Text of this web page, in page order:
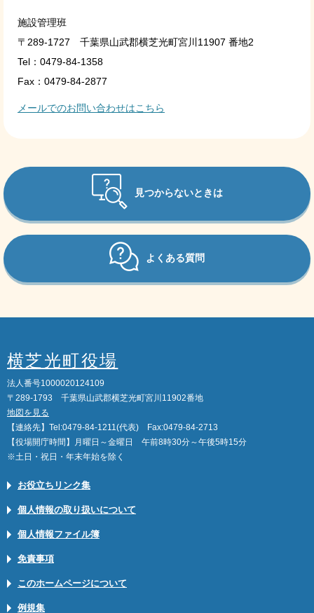
施設管理班
〒289-1727 千葉県山武郡横芝光町宮川11907 番地2
Tel：0479-84-1358
Fax：0479-84-2877
メールでのお問い合わせはこちら
見つからないときは
よくある質問
横芝光町役場
法人番号1000020124109
〒289-1793 千葉県山武郡横芝光町宮川11902番地
地図を見る
【連絡先】Tel:0479-84-1211(代表) Fax:0479-84-2713
【役場開庁時間】月曜日～金曜日 午前8時30分～午後5時15分
※土日・祝日・年末年始を除く
お役立ちリンク集
個人情報の取り扱いについて
個人情報ファイル簿
免責事項
このホームページについて
例規集